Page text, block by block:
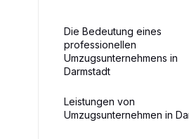
Die Bedeutung eines
professionellen
Umzugsunternehmens in
Darmstadt
Leistungen von
Umzugsunternehmen in